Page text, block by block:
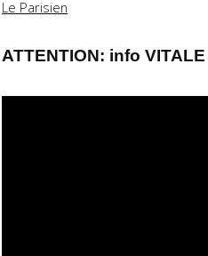
Le Parisien
ATTENTION: info